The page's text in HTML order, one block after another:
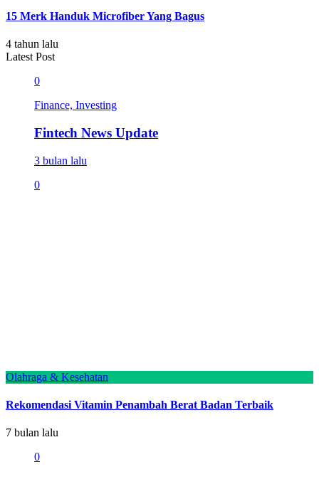
15 Merk Handuk Microfiber Yang Bagus
4 tahun lalu
Latest Post
0
Finance, Investing
Fintech News Update
3 bulan lalu
0
Olahraga & Kesehatan
Rekomendasi Vitamin Penambah Berat Badan Terbaik
7 bulan lalu
0